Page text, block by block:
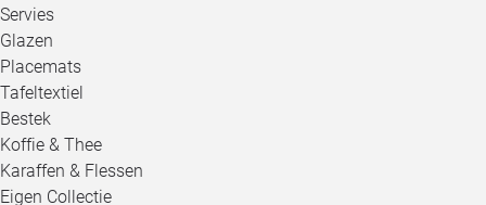
Servies
Glazen
Placemats
Tafeltextiel
Bestek
Koffie & Thee
Karaffen & Flessen
Eigen Collectie